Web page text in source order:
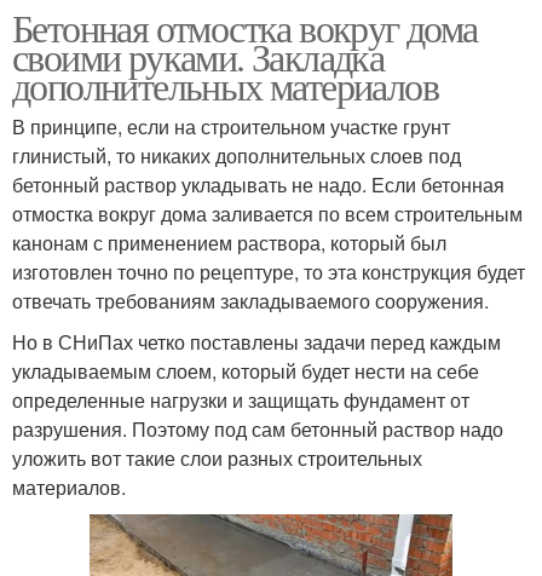
Бетонная отмостка вокруг дома
своими руками. Закладка
дополнительных материалов
В принципе, если на строительном участке грунт
глинистый, то никаких дополнительных слоев под
бетонный раствор укладывать не надо. Если бетонная
отмостка вокруг дома заливается по всем строительным
канонам с применением раствора, который был
изготовлен точно по рецептуре, то эта конструкция будет
отвечать требованиям закладываемого сооружения.
Но в СНиПах четко поставлены задачи перед каждым
укладываемым слоем, который будет нести на себе
определенные нагрузки и защищать фундамент от
разрушения. Поэтому под сам бетонный раствор надо
уложить вот такие слои разных строительных
материалов.